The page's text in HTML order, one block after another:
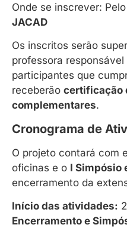
Onde se inscrever:
JACAD
Os inscritos serão
professora
participantes que
receberão certificação
complementares.
Cronograma de
O projeto contará com
oficinas e o I Simpósio
encerramento da
Início das atividades:
Encerramento e